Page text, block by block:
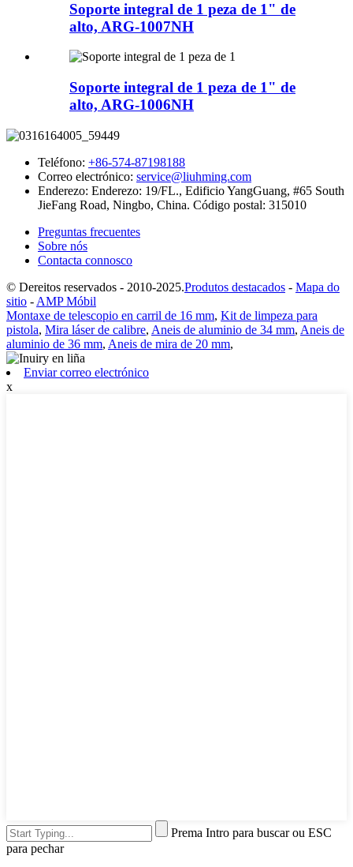
Soporte integral de 1 peza de 1" de
alto, ARG-1007NH
Soporte integral de 1 peza de 1" de
alto, ARG-1006NH
Teléfono: +86-574-87198188
Correo electrónico: service@liuhming.com
Enderezo: Enderezo: 19/FL., Edificio YangGuang, #65 South
JieFang Road, Ningbo, China. Código postal: 315010
Preguntas frecuentes
Sobre nós
Contacta connosco
© Dereitos reservados - 2010-2025.Produtos destacados - Mapa do
sitio - AMP Móbil
Montaxe de telescopio en carril de 16 mm, Kit de limpeza para
pistola, Mira láser de calibre, Aneis de aluminio de 34 mm, Aneis de
aluminio de 36 mm, Aneis de mira de 20 mm,
Enviar correo electrónico
x
Prema Intro para buscar ou ESC
para pechar